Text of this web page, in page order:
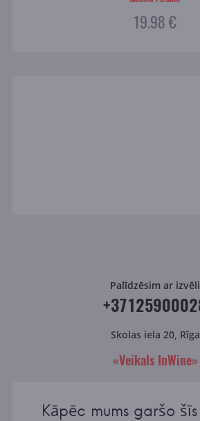
19.98 €
Palīdzēsim ar izvēli
Skolas iela 20, Rīga
«Veikals InWine»
Kāpēc mums garšo